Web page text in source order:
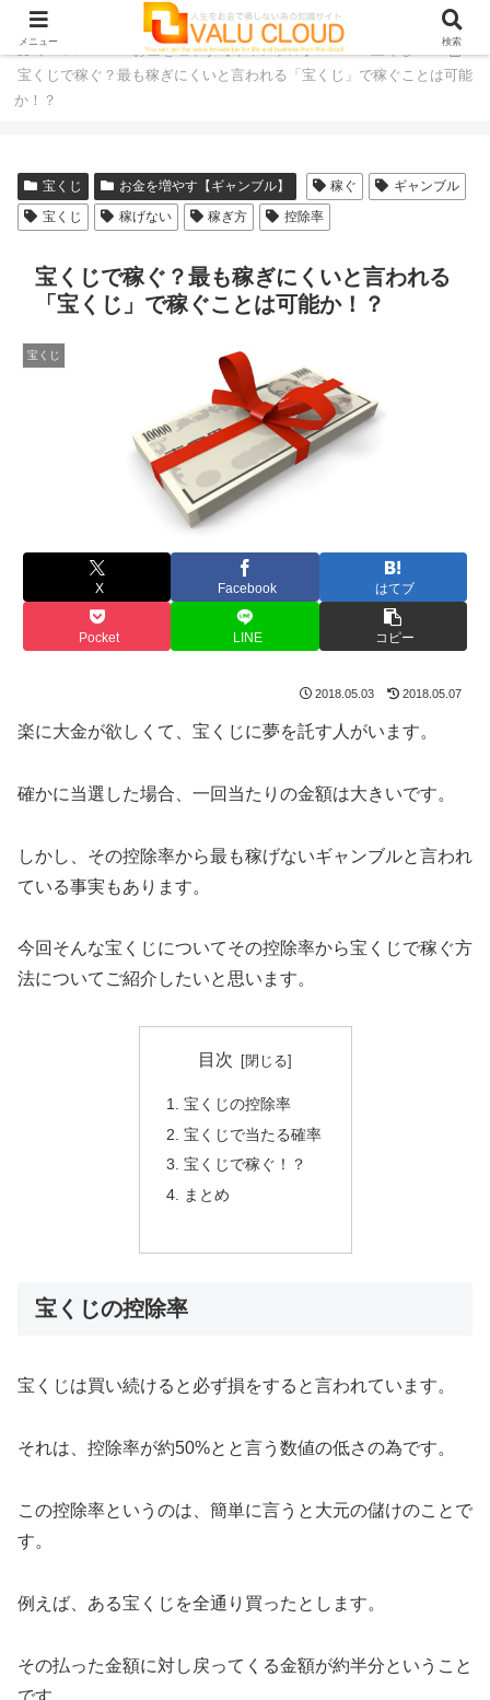
ホーム お金を増やす【ギャンブル】
宝くじで稼ぐ？最も稼ぎにくいと言われる「宝くじ」で稼ぐことは可能
か！？
宝くじ お金を増やす【ギャンブル】 稼ぐ
ギャンブル
宝くじ
稼げない 稼ぎ方 控除率
宝くじで稼ぐ？最も稼ぎにくいと言われる
「宝くじ」で稼ぐことは可能か！？
宝くじ
X Facebook はてブ
Pocket LINE コピー
2018.05.03 2018.05.07
楽に大金が欲しくて、宝くじに夢を託す人がいます。
確かに当選した場合、一回当たりの金額は大きいです。
しかし、その控除率から最も稼げないギャンブルと言われ
ている事実もあります。
今回そんな宝くじについてその控除率から宝くじで稼ぐ方
法についてご紹介したいと思います。
目次
宝くじの控除率
宝くじで当たる確率
宝くじで稼ぐ！？
まとめ
宝くじの控除率
宝くじは買い続けると必ず損をすると言われています。
それは、控除率が約50%とと言う数値の低さの為です。
この控除率というのは、簡単に言うと大元の儲けのことで
す。
例えば、ある宝くじを全通り買ったとします。
その払った金額に対し戻ってくる金額が約半分ということ
です。
メニュー 検索